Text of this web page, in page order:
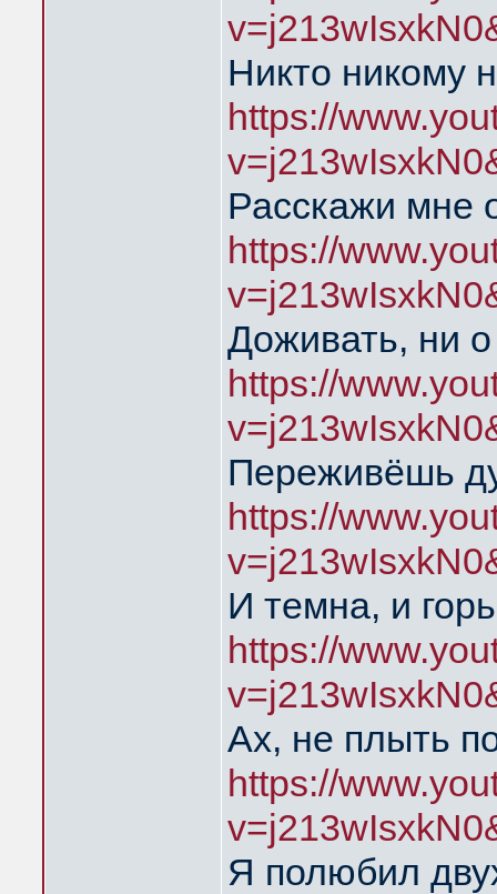
Никто никому
https://
Расскажи мне
https://
Доживать, ни
https://
Переживёшь
https://
И темна, и
https://
Ах, не плыть
https://
Я полюбил